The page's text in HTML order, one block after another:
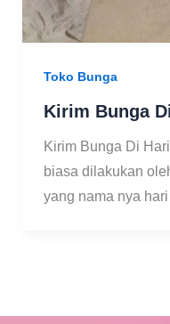
Toko Bunga
Kirim Bunga
Kirim Bunga Di
biasa dilakukan
yang nama nya